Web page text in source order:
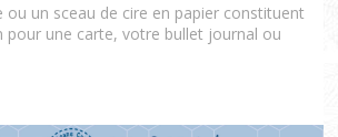
un sceau de cire en papier constituent
pour une carte, votre bullet journal ou